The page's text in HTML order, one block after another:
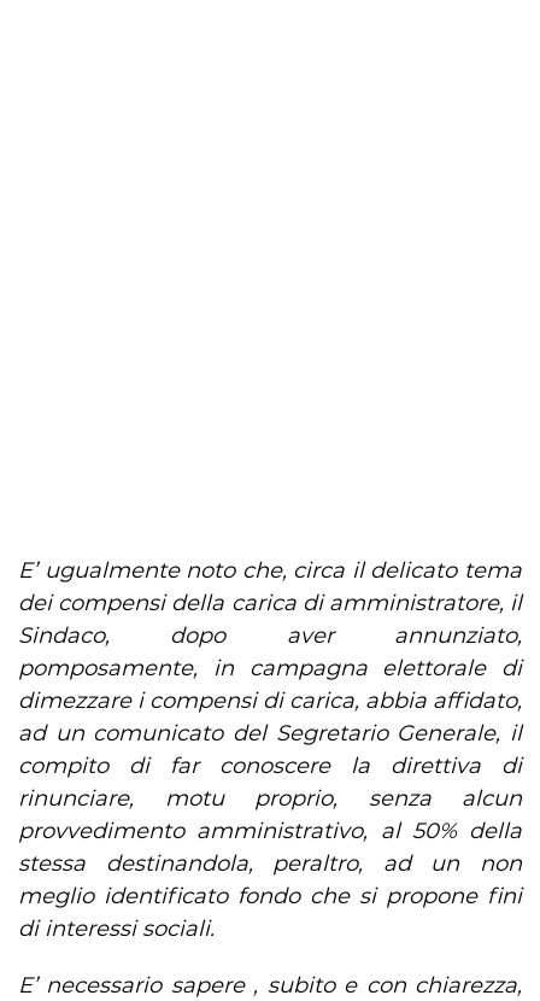
E’ ugualmente noto che, circa il delicato tema
dei compensi della carica di amministratore, il
Sindaco, dopo aver annunziato,
pomposamente, in campagna elettorale di
dimezzare i compensi di carica, abbia affidato,
ad un comunicato del Segretario Generale, il
compito di far conoscere la direttiva di
rinunciare, motu proprio, senza alcun
provvedimento amministrativo, al 50% della
stessa destinandola, peraltro, ad un non
meglio identificato fondo che si propone fini
di interessi sociali.
E’ necessario sapere , subito e con chiarezza,